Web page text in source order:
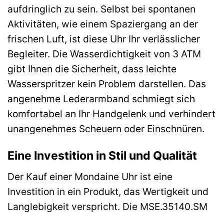
aufdringlich zu sein. Selbst bei spontanen
Aktivitäten, wie einem Spaziergang an der
frischen Luft, ist diese Uhr Ihr verlässlicher
Begleiter. Die Wasserdichtigkeit von 3 ATM
gibt Ihnen die Sicherheit, dass leichte
Wasserspritzer kein Problem darstellen. Das
angenehme Lederarmband schmiegt sich
komfortabel an Ihr Handgelenk und verhindert
unangenehmes Scheuern oder Einschnüren.
Eine Investition in Stil und Qualität
Der Kauf einer Mondaine Uhr ist eine
Investition in ein Produkt, das Wertigkeit und
Langlebigkeit verspricht. Die MSE.35140.SM